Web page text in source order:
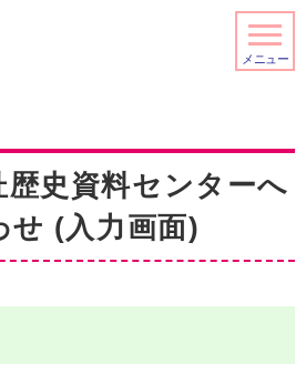
メニュー
歴史資料センターへ
せ (入力画面)